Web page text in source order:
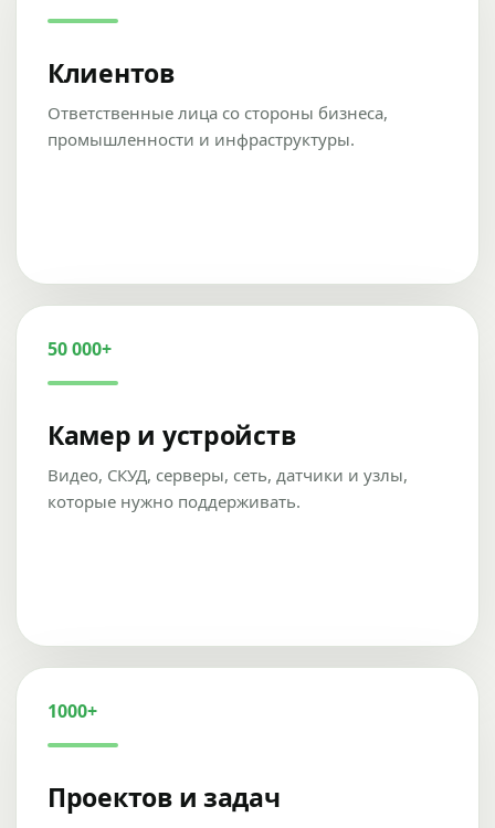
Клиентов
Ответственные лица со стороны бизнеса,
промышленности и инфраструктуры.
50 000+
Камер и устройств
Видео, СКУД, серверы, сеть, датчики и узлы,
которые нужно поддерживать.
1000+
Проектов и задач